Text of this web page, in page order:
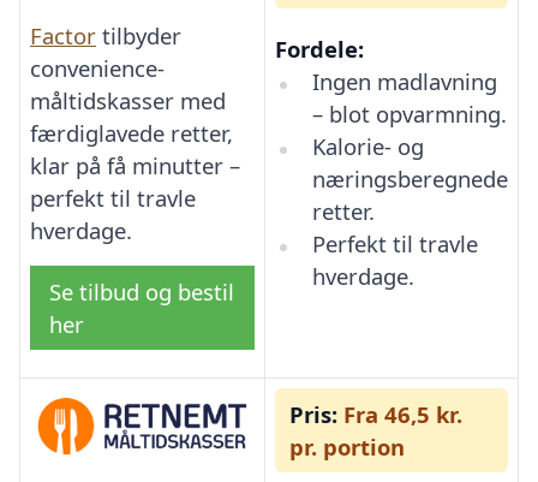
Factor tilbyder
convenience-
måltidskasser med
færdiglavede retter,
klar på få minutter –
perfekt til travle
hverdage.
Se tilbud og bestil
her
Fordele:
Ingen madlavning
– blot opvarmning.
Kalorie- og
næringsberegnede
retter.
Perfekt til travle
hverdage.
Pris: Fra 46,5 kr.
pr. portion